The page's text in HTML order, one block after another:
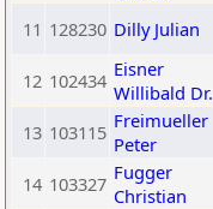
11 128230 Dilly Julian
12 102434 Eisner
Willibald Dr.
13 103115 Freimueller
Peter
14 103327 Fugger
Christian